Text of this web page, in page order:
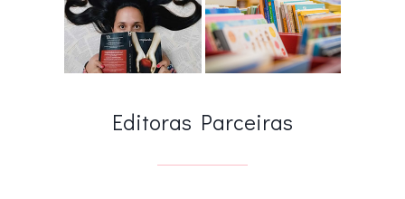
Editoras Parceiras